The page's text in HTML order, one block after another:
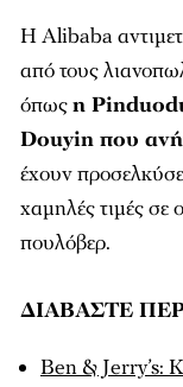
Η Alibaba
από τους
όπωςη
Douyin που
έχουν
χαμηλές τιμές σε
πουλόβερ.
ΔΙΑΒΑΣΤΕ
Ben & Jerry’s: